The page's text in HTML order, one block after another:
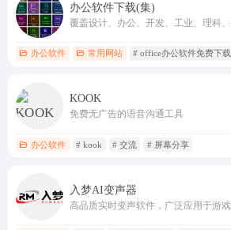
办公软件下载(集)
办公软件 常用网站 # office办公软件免费下载
KOOK
免费无广告的语音沟通工具
办公软件 # kook # 交流 # 屏幕分享
入梦AI变声器